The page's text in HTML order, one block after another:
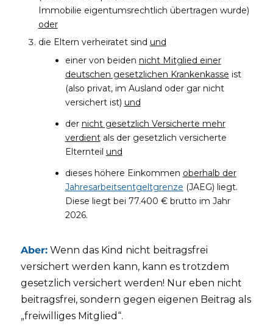
Immobilie eigentumsrechtlich übertragen wurde)
oder
die Eltern verheiratet sind und
einer von beiden nicht Mitglied einer
deutschen gesetzlichen Krankenkasse ist
(also privat, im Ausland oder gar nicht
versichert ist) und
der nicht gesetzlich Versicherte mehr
verdientals der gesetzlich versicherte
Elternteil und
dieses höhere Einkommen oberhalb der
Jahresarbeitsentgeltgrenze (JAEG) liegt.
Diese liegt bei 77.400 € brutto im Jahr
2026.
Aber:Wenn das Kind nicht beitragsfrei
versichert werden kann, kann es trotzdem
gesetzlich versichert werden! Nur eben nicht
beitragsfrei, sondern gegen eigenen Beitrag als
„freiwilliges Mitglied“.